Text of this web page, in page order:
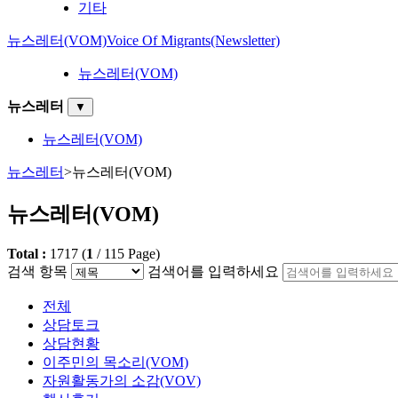
기타
뉴스레터(VOM)Voice Of Migrants(Newsletter)
뉴스레터(VOM)
뉴스레터 ▼
뉴스레터(VOM)
뉴스레터>뉴스레터(VOM)
뉴스레터(VOM)
Total : 1717 (1 / 115 Page)
검색 항목
검색어를 입력하세요
전체
상담토크
상담현황
이주민의 목소리(VOM)
자원활동가의 소감(VOV)